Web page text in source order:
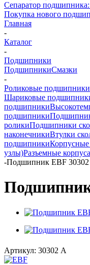
Сепаратор
Покупка нового
Главная
-
Каталог
-
Подшипники
ПодшипникиСмазки
-
Роликовые подшипники
Шариковые
подшипники
подшипники
роликиПодшипники
наконечникиВтулки
подшипники
узлы)Разъемные
-Подшипник EBF 30302
Артикул: 30302 A